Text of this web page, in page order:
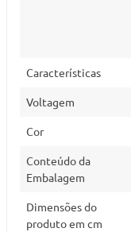
Características
Voltagem
Cor
Conteúdo da
Embalagem
Dimensões do
produto em cm